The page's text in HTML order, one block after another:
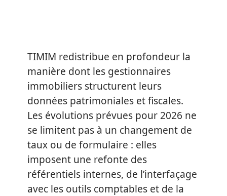
TIMIM redistribue en profondeur la
manière dont les gestionnaires
immobiliers structurent leurs
données patrimoniales et fiscales.
Les évolutions prévues pour 2026 ne
se limitent pas à un changement de
taux ou de formulaire : elles
imposent une refonte des
référentiels internes, de l’interfaçage
avec les outils comptables et de la